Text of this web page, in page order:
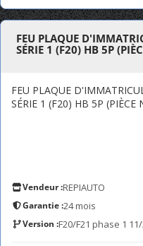
FEU PLAQUE
SÉRIE 1 (F20) HB 5P
FEU PLAQUE
SÉRIE 1 (F20) HB 5P (PIÈCE
Vendeur :REPIAUTO
Garantie :24 mois
Version :F20/F21 phase 1